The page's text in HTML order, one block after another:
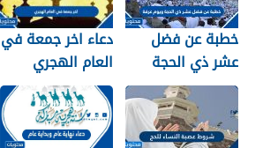
خطبة عن فضل
عشر ذي الحجة
ويوم عرفة 1448 /
2026
دعاء اخر جمعة في
العام الهجري
1447 ودخول العام
الجديد 1448